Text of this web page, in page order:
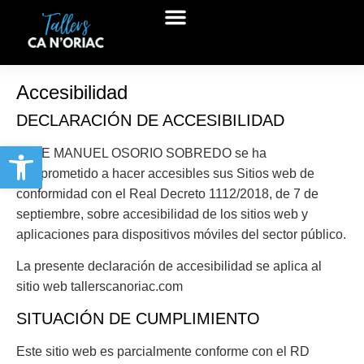
Abrir barra de herramientas
Accesibilidad
DECLARACIÓN DE ACCESIBILIDAD
JOSE MANUEL OSORIO SOBREDO se ha
comprometido a hacer accesibles sus Sitios web de
conformidad con el Real Decreto 1112/2018, de 7 de
septiembre, sobre accesibilidad de los sitios web y
aplicaciones para dispositivos móviles del sector público.
La presente declaración de accesibilidad se aplica al
sitio web tallerscanoriac.com
SITUACIÓN DE CUMPLIMIENTO
Este sitio web es parcialmente conforme con el RD